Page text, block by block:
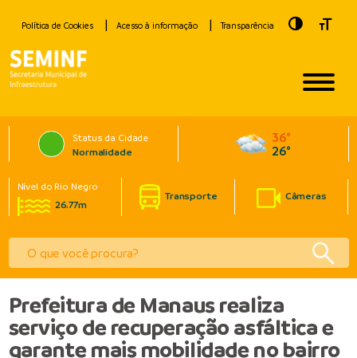
Política de Cookies Acesso à informação Transparência Toggle
Status da Cidade
Normalidade
36°
26°
Nível do Rio Negro
26.77m
Transporte Câmeras
Prefeitura de Manaus realiza
serviço de recuperação asfáltica e
garante mais mobilidade no bairro